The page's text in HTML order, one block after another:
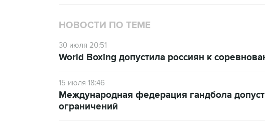
НОВОСТИ ПО ТЕМЕ
30 июля 20:51
World Boxing допустила россиян к
15 июля 18:46
Международная федерация гандбола
ограничений